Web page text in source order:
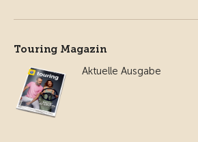
Touring Magazin
Aktuelle Ausgabe